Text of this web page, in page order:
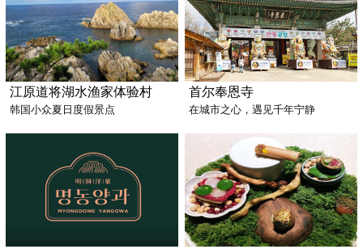
江原道将湖水渔家体验村
韩国小众夏日度假景点
首尔奉恩寺
在城市之心，遇见千年宁静